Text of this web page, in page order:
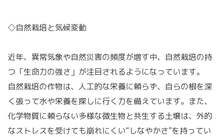
◇自然栽培と気候変動
近年、異常気象や自然災害の頻度が増す中、自然栽培の持
つ「生命力の強さ」が注目されるようになっています。
自然栽培の作物は、人工的な栄養に頼らず、自らの根を深
く張って水や栄養を探しに行く力を備えています。また、
化学物質に頼らない多様な微生物と共生する土壌は、外的
なストレスを受けても崩れにくい“しなやかさ”を持ってい